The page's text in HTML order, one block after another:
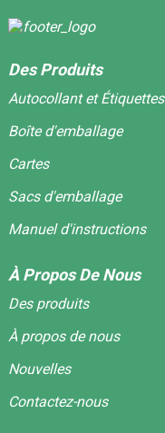
Des Produits
Autocollant et Étiquettes
Boîte d'emballage
Cartes
Sacs d'emballage
Manuel d'instructions
À Propos De Nous
Des produits
À propos de nous
Nouvelles
Contactez-nous